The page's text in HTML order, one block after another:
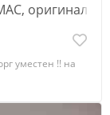
оригинал
уместен !! на